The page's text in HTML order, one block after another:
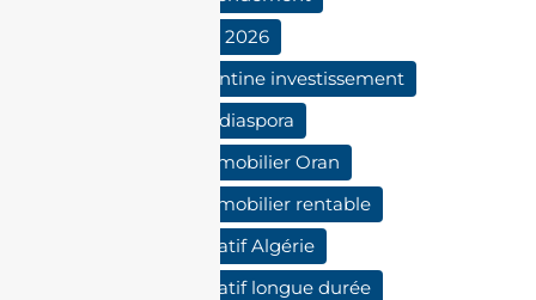
immobilier Algérie 2026
immobilier Constantine investissement
investir en Algérie diaspora
investissement immobilier Oran
investissement immobilier rentable
investissement locatif Algérie
investissement locatif longue durée